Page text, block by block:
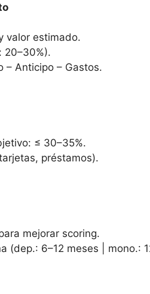
valor estimado.
20–30%).
– Anticipo – Gastos.
≤ 30–35%.
préstamos).
mejorar scoring.
(dep.: 6–12 meses | mono.: